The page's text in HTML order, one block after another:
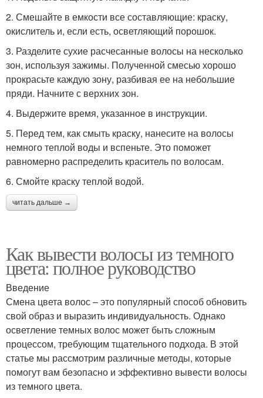
2. Смешайте в емкости все составляющие: краску,
окислитель и, если есть, осветляющий порошок.
3. Разделите сухие расчесанные волосы на несколько
зон, используя зажимы. Полученной смесью хорошо
прокрасьте каждую зону, разбивая ее на небольшие
пряди. Начните с верхних зон.
4. Выдержите время, указанное в инструкции.
5. Перед тем, как смыть краску, нанесите на волосы
немного теплой воды и вспеньте. Это поможет
равномерно распределить краситель по волосам.
6. Смойте краску теплой водой.
читать дальше →
Как вывести волосы из темного
цвета: полное руководство
Введение
Смена цвета волос – это популярный способ обновить
свой образ и выразить индивидуальность. Однако
осветление темных волос может быть сложным
процессом, требующим тщательного подхода. В этой
статье мы рассмотрим различные методы, которые
помогут вам безопасно и эффективно вывести волосы
из темного цвета.